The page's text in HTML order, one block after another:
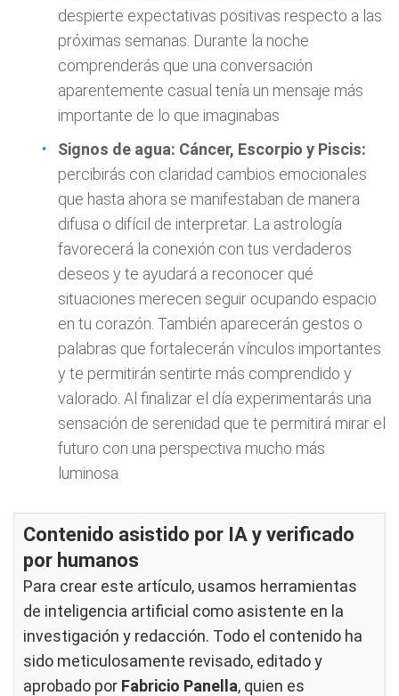
despierte expectativas positivas respecto a las
próximas semanas. Durante la noche
comprenderás que una conversación
aparentemente casual tenía un mensaje más
importante de lo que imaginabas
Signos de agua: Cáncer, Escorpio y Piscis:
percibirás con claridad cambios emocionales
que hasta ahora se manifestaban de manera
difusa o difícil de interpretar. La astrología
favorecerá la conexión con tus verdaderos
deseos y te ayudará a reconocer qué
situaciones merecen seguir ocupando espacio
en tu corazón. También aparecerán gestos o
palabras que fortalecerán vínculos importantes
y te permitirán sentirte más comprendido y
valorado. Al finalizar el día experimentarás una
sensación de serenidad que te permitirá mirar el
futuro con una perspectiva mucho más
luminosa
Contenido asistido por IA y verificado
por humanos
Para crear este artículo, usamos herramientas
de inteligencia artificial como asistente en la
investigación y redacción. Todo el contenido ha
sido meticulosamente revisado, editado y
aprobado por Fabricio Panella, quien es